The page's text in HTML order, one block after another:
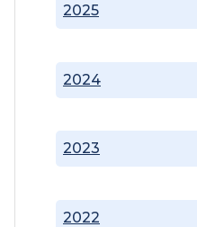
2022
2023
2024
2025